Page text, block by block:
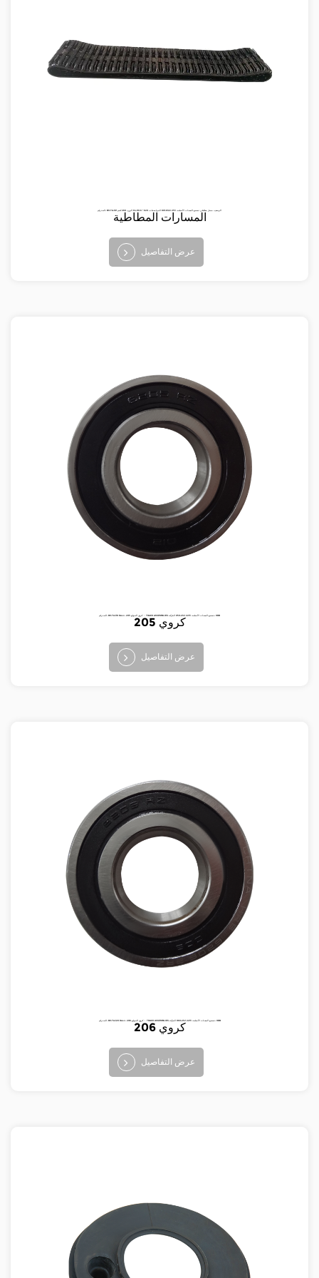
البند رقم: BV-TA-101 الوصف: مسار مطاطي تصنيع المعدات الأصلية: 253 6122-801 المواصفات: 620 * 90.6-64 الوزن: 268 كجم
المسارات المطاطية
عرض التفاصيل
البند رقم: BV-TA-118 Desc: 205 كروي الموقع ： TRACK ASSEMBLIES تصنيع المعدات الأصلية: 2213 2141-050 الماركة: HRB 205 كروي
عرض التفاصيل
البند رقم: BV-TA-120 Desc: 206 كروي الموقع ： TRACK ASSEMBLIES تصنيع المعدات الأصلية: 2213 2141-060 الماركة: HRB 206 كروي
عرض التفاصيل